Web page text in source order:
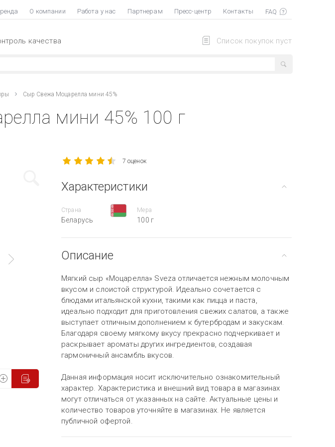
О компании Работа у нас Партнерам Пресс-центр Контакты
Список покупок пуст
качества
Сыр Свежа Моцарелла мини 45%
мини 45% 100 г
7 оценок
Характеристики
Страна
Беларусь
Мера
100 г
Описание
Мягкий сыр «Моцарелла» Sveza отличается нежным молочным
вкусом и слоистой структурой. Идеально сочетается с
блюдами итальянской кухни, такими как пицца и паста,
идеально подходит для приготовления свежих салатов, а также
выступает отличным дополнением к бутербродам и закускам.
Благодаря своему мягкому вкусу прекрасно подчеркивает и
раскрывает ароматы других ингредиентов, создавая
гармоничный ансамбль вкусов.
Данная информация носит исключительно ознакомительный
характер. Характеристика и внешний вид товара в магазинах
могут отличаться от указанных на сайте. Актуальные цены и
количество товаров уточняйте в магазинах. Не является
публичной офертой.